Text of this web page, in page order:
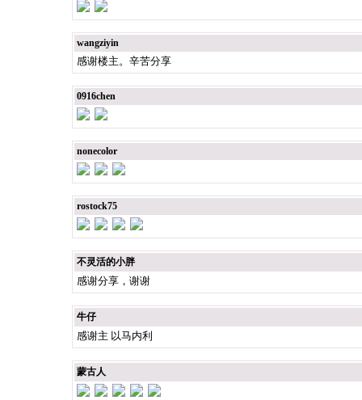
wangziyin
感谢楼主。辛苦分享
0916chen
nonecolor
rostock75
不灵活的小胖
感谢分享，谢谢
牛仔
感谢主 以马内利
蒙古人